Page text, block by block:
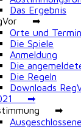
Das Ergebnis
➡
Orte und
Die Spiele
Anmeldung
Die
Die Regeln
Downloads
➡
➡